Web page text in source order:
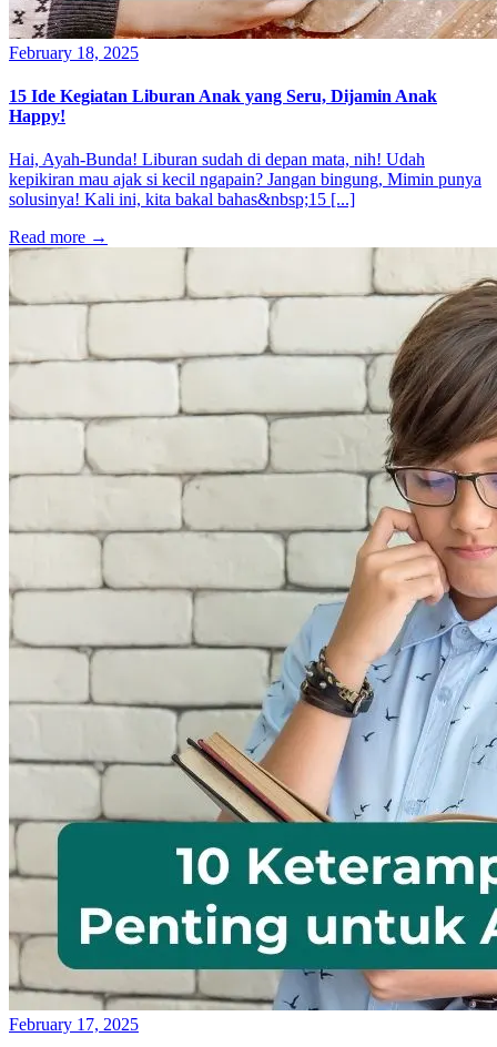
February 18, 2025
15 Ide Kegiatan Liburan Anak yang Seru, Dijamin Anak
Happy!
Hai, Ayah-Bunda! Liburan sudah di depan mata, nih! Udah
kepikiran mau ajak si kecil ngapain? Jangan bingung, Mimin punya
solusinya! Kali ini, kita bakal bahas&nbsp;15 [...]
Read more →
February 17, 2025